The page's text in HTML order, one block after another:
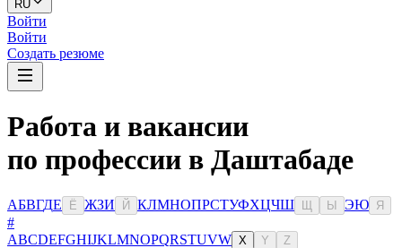
RU
Войти
Войти
Создать резюме
Работа и вакансии
по профессии в Даштабаде
АБВГДЕ Ё ЖЗИ Й КЛМНОПРСТУФХЦЧШ Ы ЭЮ Я
#
ABCDEFGHIJKLMNOPQRSTUVW X Y Z